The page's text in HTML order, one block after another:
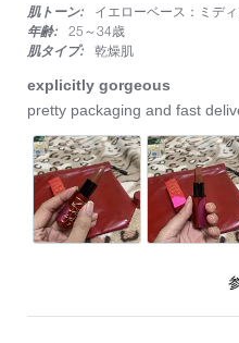
rating
肌トーン:
イエローベース：ミデ
年齢:
25～34歳
肌タイプ:
乾燥肌
explicitly gorgeous
Review
on
26
Feb
2025
review
explicitly
gorgeous
pretty packaging and fast